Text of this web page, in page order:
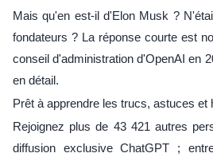
Mais qu'en est-il d'Elon Musk ?
fondateurs ? La réponse courte est
conseil d'administration d'OpenAI en
en détail.
Prêt à apprendre les trucs, astuces et
Rejoignez plus de 43 421 autres
diffusion exclusive ChatGPT ;